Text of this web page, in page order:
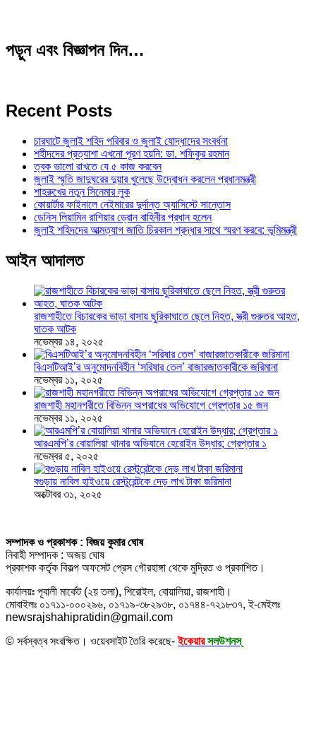
পড়ুন এবং বিজ্ঞাপন দিন…
Recent Posts
চারঘাটে জুলাই শহিদ পরিবার ও জুলাই যোদ্ধাদের সংবর্ধনা
শহীদদের প্রত্যাশা এখনো পূরণ হয়নি: ডা. শফিকুর রহমান
ত্বক ভালো রাখতে যে ৫ কাজ করবেন
জুলাই স্মৃতি জাদুঘরের দুয়ার খুলেছে উদ্বোধন করলেন প্রধানমন্ত্রী
শাহরুখের নতুন সিনেমার লুক
কোয়ার্টার ফাইনালে নেইমারের দুর্দান্ত অ্যাসিস্টে সান্তোস
ডেনিস লিয়ামিন রাশিয়ার ড্রোন বাহিনীর প্রধান হলেন
জুলাই শহিদদের আত্মত্যাগ জাতি চিরকাল শ্রদ্ধার সাথে স্মরণ করবে: ভূমিমন্ত্রী
আইন আদালত
রাজশাহীতে বিচারকের ভাড়া বাসায় ছুরিকাঘাতে ছেলে নিহত, স্ত্রী গুরুতর আহত,
ঘাতক আটক
নভেম্বর ১৪, ২০২৫
বিএসটিআই’র অনুমোদনবিহীন ‘সরিষার তেল’ বাজারজাতকারীকে জরিমানা
নভেম্বর ১১, ২০২৫
রাজশাহী মহানগরীতে বিভিন্ন অপরাধের অভিযোগে গ্রেপ্তার ১৫ জন
নভেম্বর ১১, ২০২৫
আরএমপি’র বোয়ালিয়া থানার অভিযানে হেরোইন উদ্ধার; গ্রেপ্তার ১
নভেম্বর ৫, ২০২৫
বগুড়ায় নাবিল হাইওয়ে রেস্টুরেন্টকে দেড় লাখ টাকা জরিমানা
অক্টোবর ৩১, ২০২৫
সম্পাদক ও প্রকাশক : বিজয় কুমার ঘোষ
নিবাহী সম্পাদক : অজয় ঘোষ
প্রকাশক কর্তৃক বিকল্প অফসেট প্রেস গৌরহাঙ্গা থেকে মুদ্রিত ও প্রকাশিত।
কার্যালয়ঃ পূবালী মার্কেট (২য় তলা), শিরোইল, বোয়ালিয়া, রাজশাহী।
মোবাইলঃ ০১৭১১-০০০২৯৬, ০১৭১৯-৩৮২৯৩৮, ০১৭৪৪-৭২১৮৩৭, ই-মেইলঃ
newsrajshahipratidin@gmail.com
© সর্বস্বত্ব সংরক্ষিত। ওয়েবসাইট তৈরি করেছে-ইকেয়ার সলউশনস্